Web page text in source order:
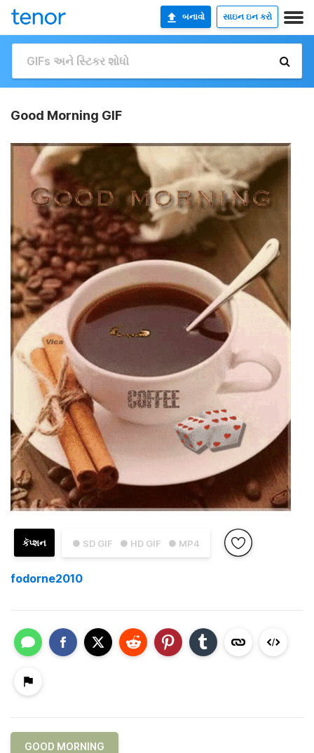
બનાવો સાઇન ઇન કરો
Good Morning GIF
● SD GIF ● HD GIF ● MP4
કૅપ્શન
fodorne2010
GOOD MORNING